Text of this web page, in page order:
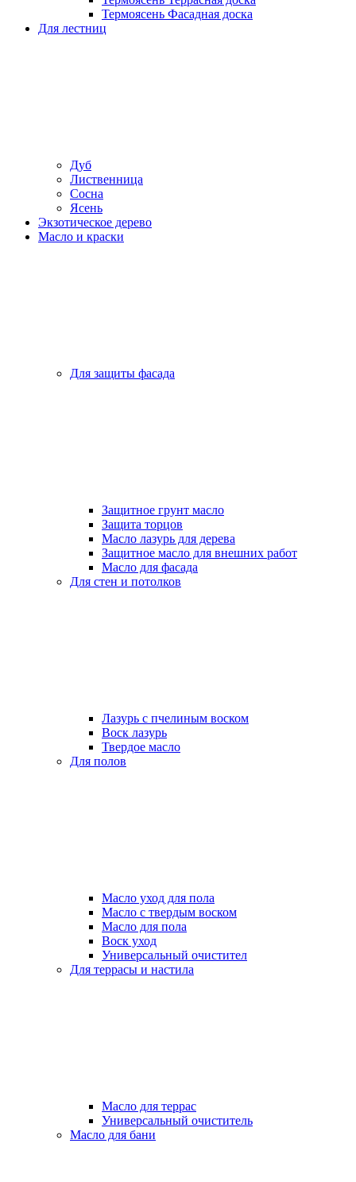
Термоясень Фасадная доска
Для лестниц
Дуб
Лиственница
Сосна
Ясень
Экзотическое дерево
Масло и краски
Для защиты фасада
Защитное грунт масло
Защита торцов
Масло лазурь для дерева
Защитное масло для внешних работ
Масло для фасада
Для стен и потолков
Лазурь с пчелиным воском
Воск лазурь
Твердое масло
Для полов
Масло уход для пола
Масло с твердым воском
Масло для пола
Воск уход
Универсальный очистител
Для террасы и настила
Масло для террас
Универсальный очиститель
Масло для бани